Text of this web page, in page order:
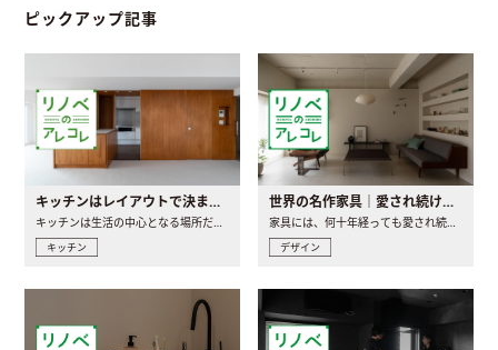
ピックアップ記事
キッチンはレイアウトで決まる。後悔しないための考え方と選び方
キッチンは生活の中心となる場所だからこそ、家の中のどこに置..
キッチン
世界の名作家具｜愛され続ける理由と一生モノとの出会い方
家具には、何十年経っても愛され続ける「名作」と呼ばれるもの..
デザイン